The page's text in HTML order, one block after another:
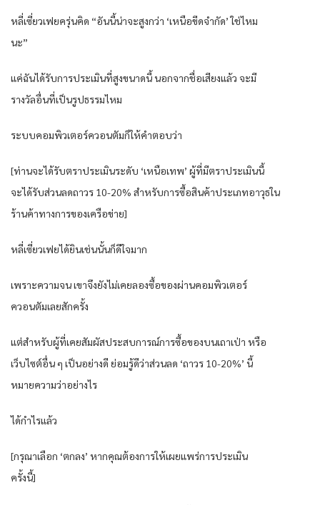
หลี่เซี่ยวเฟยครุ่นคิด “อันนี้น่าจะสูงกว่า ‘เหนือขีดจำกัด’ ใช่ไหม
นะ”
แค่ฉันได้รับการประเมินที่สูงขนาดนี้ นอกจากชื่อเสียงแล้ว จะมี
รางวัลอื่นที่เป็นรูปธรรมไหม
ระบบคอมพิวเตอร์ควอนตัมก็ให้คำตอบว่า
[ท่านจะได้รับตราประเมินระดับ ‘เหนือเทพ’ ผู้ที่มีตราประเมินนี้
จะได้รับส่วนลดถาวร 10-20% สำหรับการซื้อสินค้าประเภทอาวุธใน
ร้านค้าทางการของเครือข่าย]
หลี่เซี่ยวเฟยได้ยินเช่นนั้นก็ดีใจมาก
เพราะความจน เขาจึงยังไม่เคยลองซื้อของผ่านคอมพิวเตอร์
ควอนตัมเลยสักครั้ง
แต่สำหรับผู้ที่เคยสัมผัสประสบการณ์การซื้อของบนเถาเป่า หรือ
เว็บไซต์อื่น ๆ เป็นอย่างดี ย่อมรู้ดีว่าส่วนลด ‘ถาวร 10-20%’ นี้
หมายความว่าอย่างไร
ได้กำไรแล้ว
[กรุณาเลือก ‘ตกลง’ หากคุณต้องการให้เผยแพร่การประเมิน
ครั้งนี้]